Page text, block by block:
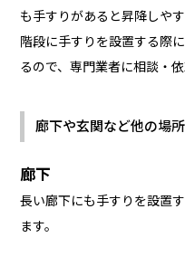
も手すりがあると昇降しやす
階段に手すりを設置する際
るので、専門業者に相談・
廊下や玄関など他の場
廊下
長い廊下にも手すりを設置
ます。